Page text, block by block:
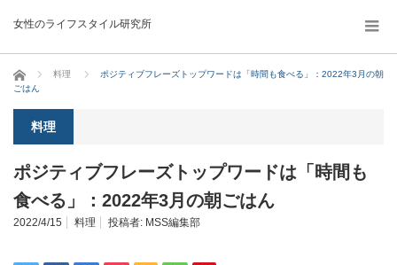
女性のライフスタイル研究所
ホーム 料理
ポジティブフレーズトップワードは「時間も食べる」：2022年3月の朝
ごはん
料理
ポジティブフレーズトップワードは「時間も
食べる」：2022年3月の朝ごはん
2022/4/15 料理 投稿者: MSS編集部